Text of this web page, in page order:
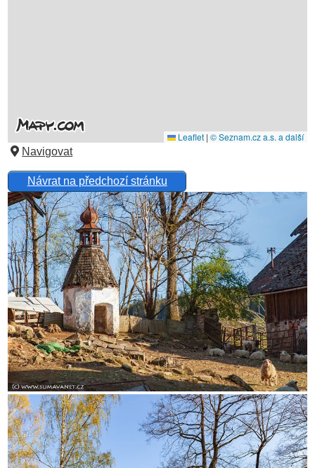
Navigovat
Návrat na předchozí stránku